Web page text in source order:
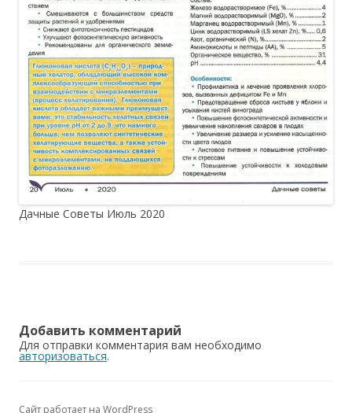
Дачные Советы Июль 2020
Добавить комментарий
Для отправки комментария вам необходимо
авторизоваться.
Сайт работает на WordPress